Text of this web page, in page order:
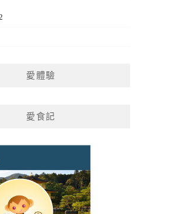
愛體驗
愛食記